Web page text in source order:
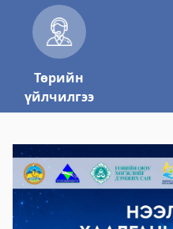
Төрийн
үйлчилгээ